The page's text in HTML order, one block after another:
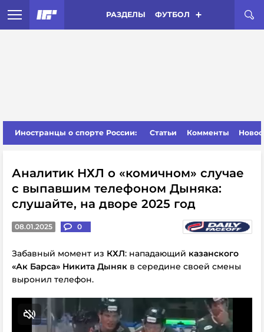
РАЗДЕЛЫ ФУТБОЛ
Иностранцы о спорте России: Статьи Комменты
Аналитик НХЛ о «комичном» случае
с выпавшим телефоном Дыняка:
слушайте, на дворе 2025 год
08.01.2025 0
Забавный момент из КХЛ: нападающий казанского
«Ак Барса» Никита Дыняк в середине своей смены
выронил телефон.